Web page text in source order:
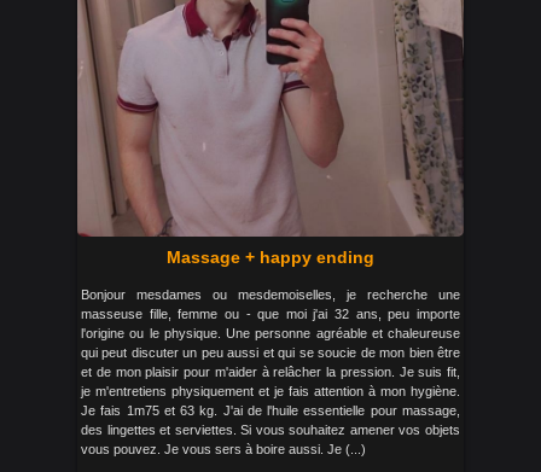
Massage + happy ending
Bonjour mesdames ou mesdemoiselles, je recherche une
masseuse fille, femme ou - que moi j'ai 32 ans, peu importe
l'origine ou le physique. Une personne agréable et chaleureuse
qui peut discuter un peu aussi et qui se soucie de mon bien être
et de mon plaisir pour m'aider à relâcher la pression. Je suis fit,
je m'entretiens physiquement et je fais attention à mon hygiène.
Je fais 1m75 et 63 kg. J'ai de l'huile essentielle pour massage,
des lingettes et serviettes. Si vous souhaitez amener vos objets
vous pouvez. Je vous sers à boire aussi. Je (...)